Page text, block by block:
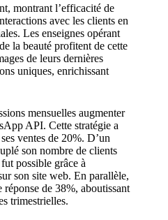
montrant l’efficacité de
avec les clients en
Les enseignes opérant
la beauté profitent de cette
de leurs dernières
uniques, enrichissant
mensuelles augmenter
API. Cette stratégie a
ventes de 20%. D’un
son nombre de clients
possible grâce à
son site web. En parallèle,
réponse de 38%, aboutissant
trimestrielles.